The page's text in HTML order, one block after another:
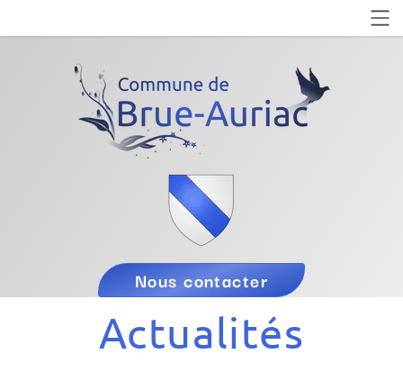
Nous contacter
Actualités